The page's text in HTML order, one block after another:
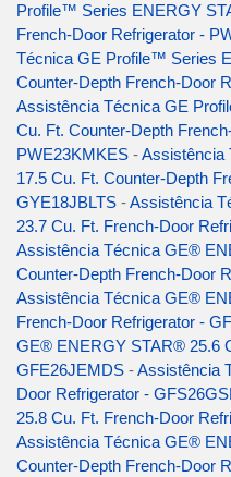
Profile™ Series ENERGY
French-Door Refrigerator -
Técnica GE Profile™ Series
Counter-Depth French-Door
Assistência Técnica GE
Cu. Ft. Counter-Depth
PWE23KMKES -Assistência
17.5 Cu. Ft. Counter-Depth
GYE18JBLTS -Assistência
23.7 Cu. Ft. French-Door
Assistência Técnica GE®
Counter-Depth French-Door
Assistência Técnica GE®
French-Door Refrigerator -
GE® ENERGY STAR® 25.6
GFE26JEMDS -Assistência
Door Refrigerator -
25.8 Cu. Ft. French-Door
Assistência Técnica GE®
Counter-Depth French-Door